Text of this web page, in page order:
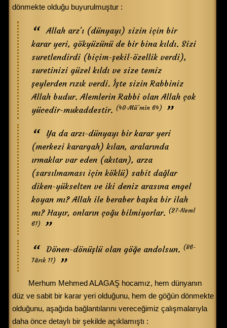
dönmekte olduğu buyurulmuştur :
Allah arz'ı (dünyayı) sizin için bir
karar yeri, gökyüzünü de bir bina kıldı. Sizi
suretlendirdi (biçim-şekil-özellik verdi),
suretinizi güzel kıldı ve size temiz
şeylerden rızık verdi. İşte sizin Rabbiniz
Allah budur. Alemlerin Rabbi olan Allah çok
yücedir-mukaddestir. (40-Mü’min 64)
Ya da arzı-dünyayı bir karar yeri
(merkezi karargah) kılan, aralarında
ırmaklar var eden (akıtan), arza
(sarsılmaması için köklü) sabit dağlar
diken-yükselten ve iki deniz arasına engel
koyan mı? Allah ile beraber başka bir ilah
mı? Hayır, onların çoğu bilmiyorlar. (27-Neml
61)
Dönen-dönüşlü olan göğe andolsun. (86-
Târık 11)
Merhum Mehmed ALAGAŞ hocamız, hem dünyanın
düz ve sabit bir karar yeri olduğunu, hem de göğün dönmekte
olduğunu, aşağıda bağlantılarını vereceğimiz çalışmalarıyla
daha önce detaylı bir şekilde açıklamıştı :